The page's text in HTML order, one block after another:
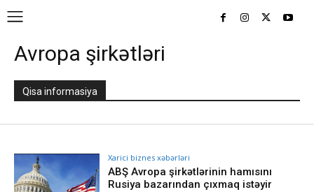
Avropa şirkətləri
Qisa informasiya
Xarici biznes xəbərləri
ABŞ Avropa şirkətlərinin hamısını
Rusiya bazarından çıxmaq istəyir